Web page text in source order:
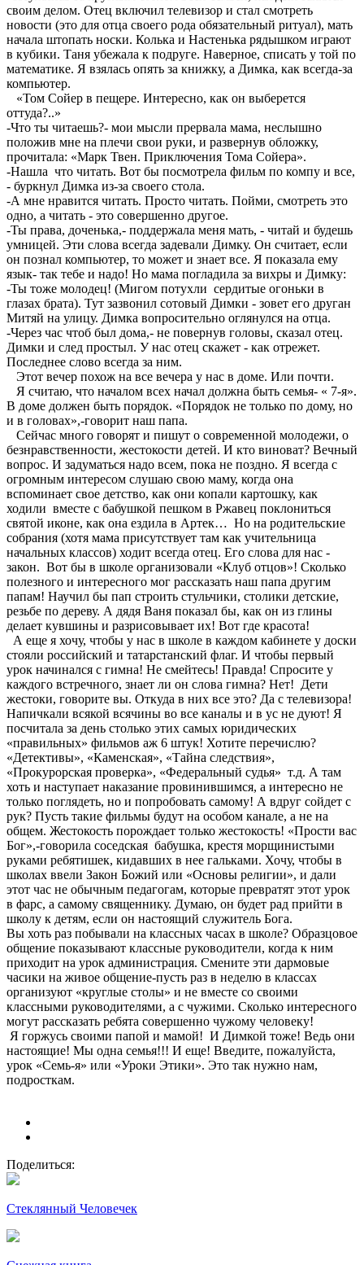
своим делом. Отец включил телевизор и стал смотреть
новости (это для отца своего рода обязательный ритуал), мать
начала штопать носки. Колька и Настенька рядышком играют
в кубики. Таня убежала к подруге. Наверное, списать у той по
математике. Я взялась опять за книжку, а Димка, как всегда-за
компьютер.
«Том Сойер в пещере. Интересно, как он выберется
оттуда?..»
-Что ты читаешь?- мои мысли прервала мама, неслышно
положив мне на плечи свои руки, и развернув обложку,
прочитала: «Марк Твен. Приключения Тома Сойера».
-Нашла что читать. Вот бы посмотрела фильм по компу и все,
- буркнул Димка из-за своего стола.
-А мне нравится читать. Просто читать. Пойми, смотреть это
одно, а читать - это совершенно другое.
-Ты права, доченька,- поддержала меня мать, - читай и будешь
умницей. Эти слова всегда задевали Димку. Он считает, если
он познал компьютер, то может и знает все. Я показала ему
язык- так тебе и надо! Но мама погладила за вихры и Димку:
-Ты тоже молодец! (Мигом потухли сердитые огоньки в
глазах брата). Тут зазвонил сотовый Димки - зовет его друган
Митяй на улицу. Димка вопросительно оглянулся на отца.
-Через час чтоб был дома,- не повернув головы, сказал отец.
Димки и след простыл. У нас отец скажет - как отрежет.
Последнее слово всегда за ним.
Этот вечер похож на все вечера у нас в доме. Или почти.
Я считаю, что началом всех начал должна быть семья- « 7-я».
В доме должен быть порядок. «Порядок не только по дому, но
и в головах»,-говорит наш папа.
Сейчас много говорят и пишут о современной молодежи, о
безнравственности, жестокости детей. И кто виноват? Вечный
вопрос. И задуматься надо всем, пока не поздно. Я всегда с
огромным интересом слушаю свою маму, когда она
вспоминает свое детство, как они копали картошку, как
ходили вместе с бабушкой пешком в Ржавец поклониться
святой иконе, как она ездила в Артек… Но на родительские
собрания (хотя мама присутствует там как учительница
начальных классов) ходит всегда отец. Его слова для нас -
закон. Вот бы в школе организовали «Клуб отцов»! Сколько
полезного и интересного мог рассказать наш папа другим
папам! Научил бы пап строить стульчики, столики детские,
резьбе по дереву. А дядя Ваня показал бы, как он из глины
делает кувшины и разрисовывает их! Вот где красота!
А еще я хочу, чтобы у нас в школе в каждом кабинете у доски
стояли российский и татарстанский флаг. И чтобы первый
урок начинался с гимна! Не смейтесь! Правда! Спросите у
каждого встречного, знает ли он слова гимна? Нет! Дети
жестоки, говорите вы. Откуда в них все это? Да с телевизора!
Напичкали всякой всячины во все каналы и в ус не дуют! Я
посчитала за день столько этих самых юридических
«правильных» фильмов аж 6 штук! Хотите перечислю?
«Детективы», «Каменская», «Тайна следствия»,
«Прокурорская проверка», «Федеральный судья» т.д. А там
хоть и наступает наказание провинившимся, а интересно не
только поглядеть, но и попробовать самому! А вдруг сойдет с
рук? Пусть такие фильмы будут на особом канале, а не на
общем. Жестокость порождает только жестокость! «Прости вас
Бог»,-говорила соседская бабушка, крестя морщинистыми
руками ребятишек, кидавших в нее гальками. Хочу, чтобы в
школах ввели Закон Божий или «Основы религии», и дали
этот час не обычным педагогам, которые превратят этот урок
в фарс, а самому священнику. Думаю, он будет рад прийти в
школу к детям, если он настоящий служитель Бога.
Вы хоть раз побывали на классных часах в школе? Образцовое
общение показывают классные руководители, когда к ним
приходит на урок администрация. Смените эти дармовые
часики на живое общение-пусть раз в неделю в классах
организуют «круглые столы» и не вместе со своими
классными руководителями, а с чужими. Сколько интересного
могут рассказать ребята совершенно чужому человеку!
Я горжусь своими папой и мамой! И Димкой тоже! Ведь они
настоящие! Мы одна семья!!! И еще! Введите, пожалуйста,
урок «Семь-я» или «Уроки Этики». Это так нужно нам,
подросткам.
Поделиться:
Стеклянный Человечек